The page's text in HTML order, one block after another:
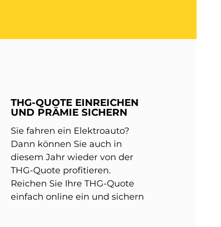
THG-QUOTE EINREICHEN
UND PRÄMIE SICHERN
Sie fahren ein Elektroauto?
Dann können Sie auch in
diesem Jahr wieder von der
THG-Quote profitieren.
Reichen Sie Ihre THG-Quote
einfach online ein und sichern